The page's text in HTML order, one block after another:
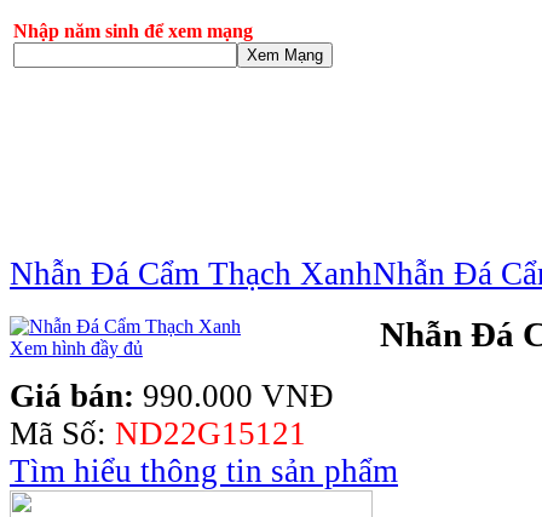
Nhập năm sinh để xem mạng
Xem Mạng
Nhẫn Đá Cẩm Thạch XanhNhẫn Đá
Xem hình đầy đủ Nhẫn Đá
Giá bán: 990.000 VNĐ
Mã Số: ND22G15121
Tìm hiểu thông tin sản phẩm